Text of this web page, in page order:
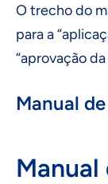
O trecho do
para a
“aprovação
Manual